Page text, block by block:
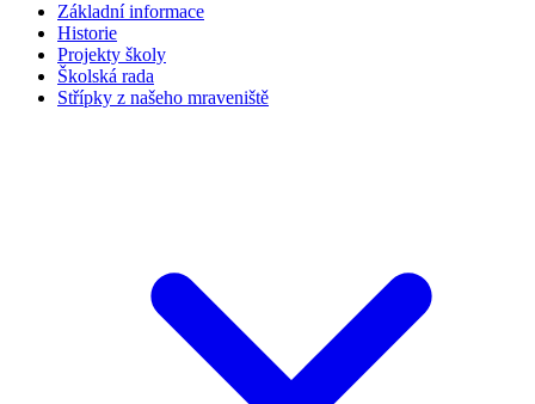
Základní informace
Historie
Projekty školy
Školská rada
Střípky z našeho mraveniště